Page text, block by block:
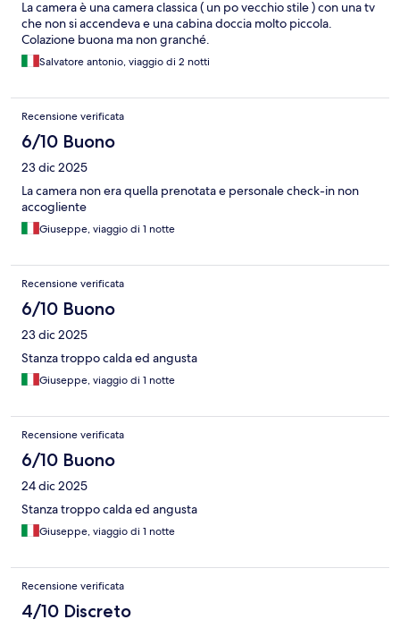
La camera è una camera classica ( un po vecchio stile ) con una tv
che non si accendeva e una cabina doccia molto piccola.
Colazione buona ma non granché.
Salvatore antonio, viaggio di 2 notti
Recensione verificata
6/10 Buono
23 dic 2025
La camera non era quella prenotata e personale check-in non
accogliente
Giuseppe, viaggio di 1 notte
Recensione verificata
6/10 Buono
23 dic 2025
Stanza troppo calda ed angusta
Giuseppe, viaggio di 1 notte
Recensione verificata
6/10 Buono
24 dic 2025
Stanza troppo calda ed angusta
Giuseppe, viaggio di 1 notte
Recensione verificata
4/10 Discreto